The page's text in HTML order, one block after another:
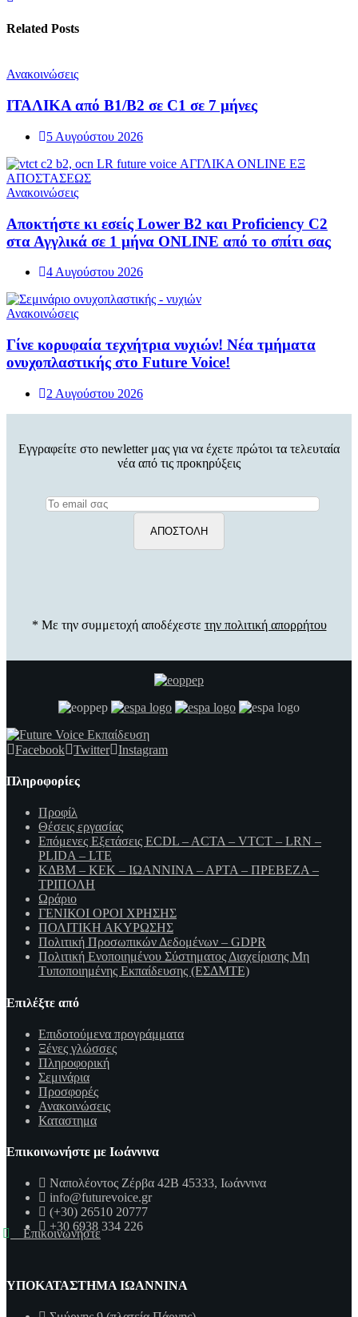
Related Posts
Ανακοινώσεις
ΙΤΑΛΙΚΑ από B1/B2 σε C1 σε 7 μήνες
5 Αυγούστου 2026
Ανακοινώσεις
Αποκτήστε κι εσείς Lower Β2 και Proficiency C2
στα Αγγλικά σε 1 μήνα ONLINE από το σπίτι σας
4 Αυγούστου 2026
Ανακοινώσεις
Γίνε κορυφαία τεχνήτρια νυχιών! Νέα τμήματα
ονυχοπλαστικής στο Future Voice!
2 Αυγούστου 2026
Εγγραφείτε στο newletter μας για να έχετε πρώτοι τα τελευταία
νέα από τις προκηρύξεις
* Με την συμμετοχή αποδέχεστε την πολιτική απορρήτου
Facebook Twitter Instagram
Πληροφορίες
Προφίλ
Θέσεις εργασίας
Επόμενες Εξετάσεις ECDL – ACTA – VTCT – LRN –
PLIDA – LTE
ΚΔΒΜ – ΚΕΚ – ΙΩΑΝΝΙΝΑ – ΑΡΤΑ – ΠΡΕΒΕΖΑ –
ΤΡΙΠΟΛΗ
Ωράριο
ΓΕΝΙΚΟΙ ΟΡΟΙ ΧΡΗΣΗΣ
ΠΟΛΙΤΙΚΗ ΑΚΥΡΩΣΗΣ
Πολιτική Προσωπικών Δεδομένων – GDPR
Πολιτική Ενοποιημένου Σύστηματος Διαχείρισης Μη
Τυποποιημένης Εκπαίδευσης (ΕΣΔΜΤΕ)
Επιλέξτε από
Επιδοτούμενα προγράμματα
Ξένες γλώσσες
Πληροφορική
Σεμινάρια
Προσφορές
Ανακοινώσεις
Καταστημα
Επικοινωνήστε με Ιωάννινα
Ναπολέοντος Ζέρβα 42Β 45333, Ιωάννινα
info@futurevoice.gr
(+30) 26510 20777
+30 6938 334 226
Επικοινωνήστε
ΥΠΟΚΑΤΑΣΤΗΜΑ ΙΩΑΝΝΙΝΑ